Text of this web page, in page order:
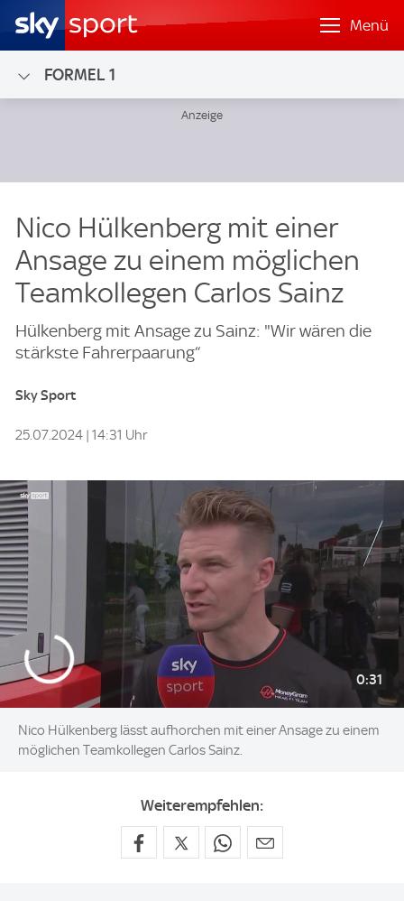
Menü
FORMEL 1
Nico Hülkenberg mit einer
Ansage zu einem möglichen
Teamkollegen Carlos Sainz
Hülkenberg mit Ansage zu Sainz: "Wir wären die
stärkste Fahrerpaarung“
Sky Sport
25.07.2024 | 14:31 Uhr
0:31
Nico Hülkenberg lässt aufhorchen mit einer Ansage zu einem
möglichen Teamkollegen Carlos Sainz.
Weiterempfehlen: